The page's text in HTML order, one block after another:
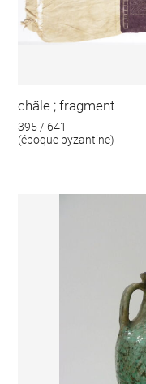
châle ; fragment
395 / 641
(époque byzantine)